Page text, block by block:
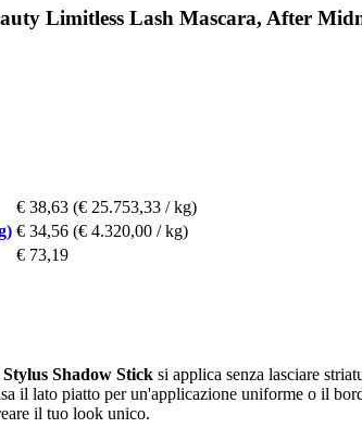
Limitless Lash Mascara, After
€ 38,63 (€ 25.753,33 / kg)
€ 34,56 (€ 4.320,00 / kg)
€ 73,19
Stylus Shadow Stick si applica senza lasciare
il lato piatto per un'applicazione uniforme o il
il tuo look unico.